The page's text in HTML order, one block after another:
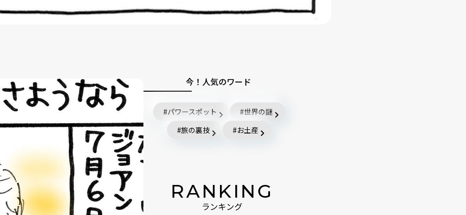
今！人気のワード
パワースポット
世界の謎
旅の裏技
お土産
RANKING
ランキング